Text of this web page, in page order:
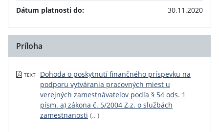
Dátum platnosti do:
30.11.2020
Príloha
TEXT
Dohoda o poskytnutí finančného príspevku na
podporu vytvárania pracovných miest u
verejných zamestnávateľov podľa § 54 ods. 1
písm. a) zákona č. 5/2004 Z.z. o službách
zamestnanosti (., )